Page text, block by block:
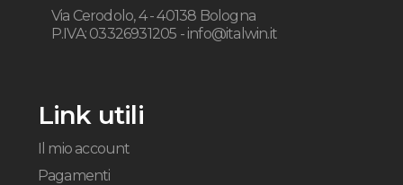
Via Cerodolo, 4 - 40138 Bologna
P.IVA: 03326931205 - info@italwin.it
Link utili
Il mio account
Pagamenti